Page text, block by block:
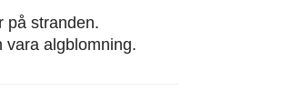
på stranden.
vara algblomning.